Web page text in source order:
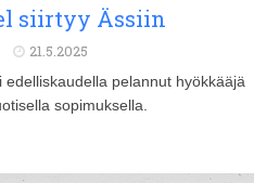
siirtyy Ässiin
21.5.2025
edelliskaudella pelannut hyökkääjä
sopimuksella.